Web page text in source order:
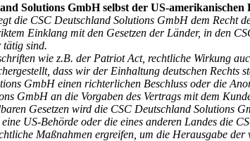
Solutions GmbH selbst der US-
die CSC Deutschland Solutions GmbH dem Recht
Einklang mit den Gesetzen der Länder, in den
tätig sind.
wie z.B. der Patriot Act, rechtliche Wirkung
dass wir der Einhaltung deutschen Rechts
GmbH einen richterlichen Beschluss oder die
GmbH an die Vorgaben des Vertrags mit dem
Gesetzen wird die CSC Deutschland Solutions
US-Behörde oder die eines anderen Landes die
Maßnahmen ergreifen, um die Herausgabe der